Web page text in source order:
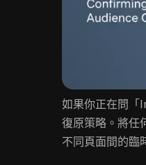
如果你正在問「
復原策略。將任
不同頁面間的臨